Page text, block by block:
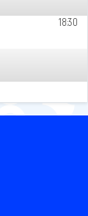
18:30